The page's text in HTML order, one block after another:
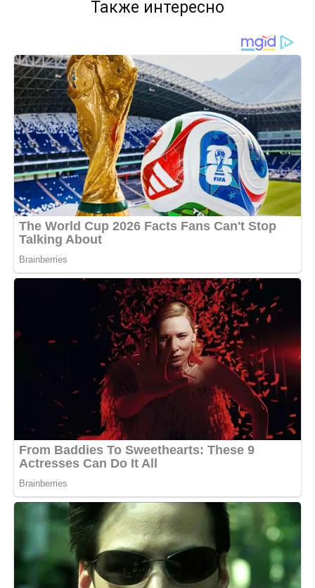
Также интересно